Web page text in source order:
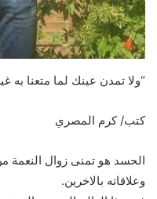
“ولا تمدن عينك لما متعنا به
كتب/ كرم المصري
الحسد هو تمنى زوال النعمة
وعلاقاته بالاخرين.